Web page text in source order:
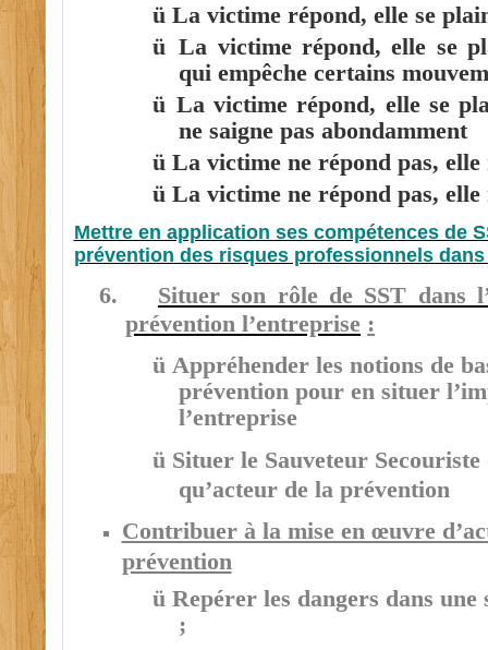
ü La victime répond, elle se
ü La victime répond, elle se
qui empêche certains
ü La victime répond, elle se
ne saigne pas abondamment
ü La victime ne répond pas, elle
ü La victime ne répond pas, elle
Mettre en application ses compétences de
prévention des risques professionnels
6.
Situer son rôle de SST dans
prévention l’entreprise :
ü Appréhender les notions de
prévention pour en situer
l’entreprise
ü Situer le Sauveteur
qu’acteur de la prévention
Contribuer à la mise en œuvre
prévention
ü Repérer les dangers dans
;